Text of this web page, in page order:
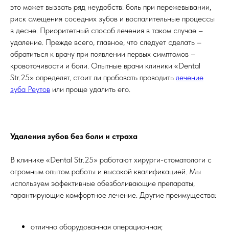
это может вызвать ряд неудобств: боль при пережевывании,
риск смещения соседних зубов и воспалительные процессы
в десне. Приоритетный способ лечения в таком случае –
удаление. Прежде всего, главное, что следует сделать –
обратиться к врачу при появлении первых симптомов –
кровоточивости и боли. Опытные врачи клиники «Dental
Str.25» определят, стоит ли пробовать проводить лечение
зуба Реутов или проще удалить его.
Удаления зубов без боли и страха
В клинике «Dental Str.25» работают хирурги-стоматологи с
огромным опытом работы и высокой квалификацией. Мы
используем эффективные обезболивающие препараты,
гарантирующие комфортное лечение. Другие преимущества:
отлично оборудованная операционная;